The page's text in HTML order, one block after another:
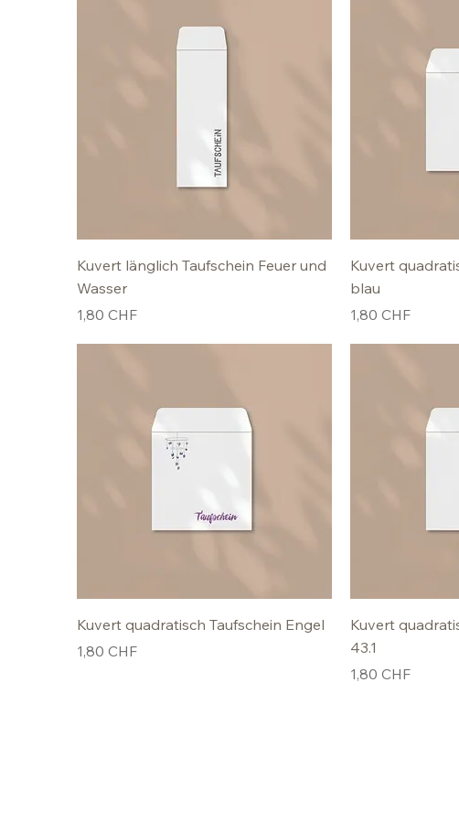
Kuvert länglich Taufschein Feuer und
Wasser
Preis
1,80 CHF
Kuvert
blau
Preis
1,80 CHF
Kuvert quadratisch Taufschein Engel
Preis
1,80 CHF
Kuvert
43.1
Preis
1,80 CHF